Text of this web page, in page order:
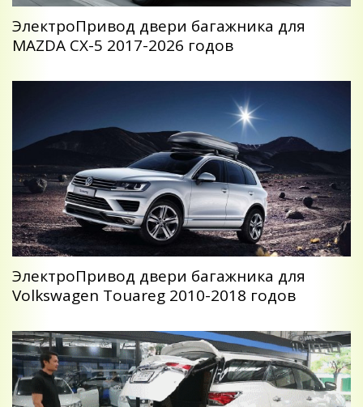
ЭлектроПривод двери багажника для
MAZDA CX-5 2017-2026 годов
ЭлектроПривод двери багажника для
Volkswagen Touareg 2010-2018 годов